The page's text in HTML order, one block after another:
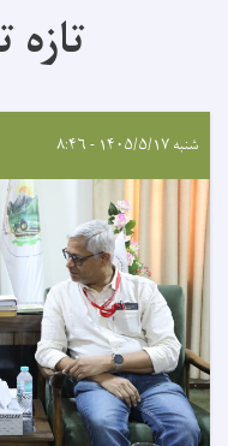
شنبه ۱۴۰۵/۵/۱۷ - ۸:۴۶